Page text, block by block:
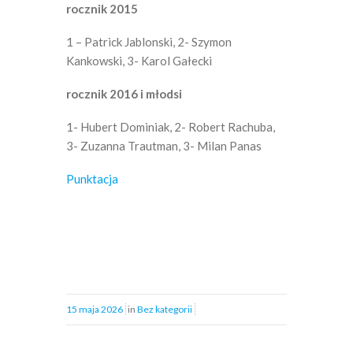
rocznik 2015
1 – Patrick Jablonski, 2- Szymon
Kankowski, 3- Karol Gałecki
rocznik 2016 i młodsi
1- Hubert Dominiak, 2- Robert Rachuba,
3- Zuzanna Trautman, 3- Milan Panas
Punktacja
15 maja 2026 in Bez kategorii